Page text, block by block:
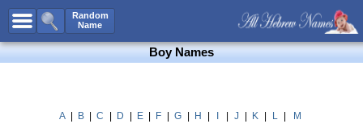
Random
Name
All Names
Boy Names
Unisex Names
Boy Names
A B C D E F G H J K L
M